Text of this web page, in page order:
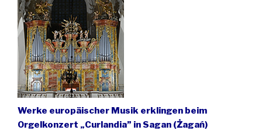
Werke europäischer Musik erklingen beim
Orgelkonzert „Curlandia” in Sagan (Żagań)